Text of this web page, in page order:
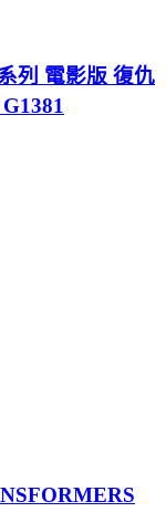
列 電影版 復仇